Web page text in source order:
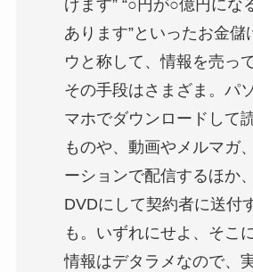
げます” “○円が○億円にな
あります”といったお金儲
ウと称して、情報を売っ
その手段はさまざま。パ
マホでダウンロードして
ものや、動画やメルマガ
ーションで配信するほか
DVDにして契約者に送付
も。いずれにせよ、そこ
情報はデタラメなので、